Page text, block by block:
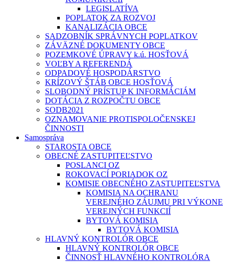
LEGISLATÍVA
POPLATOK ZA ROZVOJ
KANALIZÁCIA OBCE
SADZOBNÍK SPRÁVNYCH POPLATKOV
ZÁVÄZNÉ DOKUMENTY OBCE
POZEMKOVÉ ÚPRAVY k.ú. HOSŤOVÁ
VOĽBY A REFERENDÁ
ODPADOVÉ HOSPODÁRSTVO
KRÍZOVÝ ŠTÁB OBCE HOSŤOVÁ
SLOBODNÝ PRÍSTUP K INFORMÁCIÁM
DOTÁCIA Z ROZPOČTU OBCE
SODB2021
OZNAMOVANIE PROTISPOLOČENSKEJ
ČINNOSTI
Samospráva
STAROSTA OBCE
OBECNÉ ZASTUPITEĽSTVO
POSLANCI OZ
ROKOVACÍ PORIADOK OZ
KOMISIE OBECNÉHO ZASTUPITEĽSTVA
KOMISIA NA OCHRANU
VEREJNÉHO ZÁUJMU PRI VÝKONE
VEREJNÝCH FUNKCIÍ
BYTOVÁ KOMISIA
BYTOVÁ KOMISIA
HLAVNÝ KONTROLÓR OBCE
HLAVNÝ KONTROLÓR OBCE
ČINNOSŤ HLAVNÉHO KONTROLÓRA